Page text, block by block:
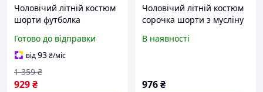
Чоловічий літній костюм
шорти футболка
Muslin білий
Готово до відправки
від93₴/міс
929₴
1 359 ₴
Чоловічий літній костюм
сорочка шорти з мусліну
В наявності
976₴